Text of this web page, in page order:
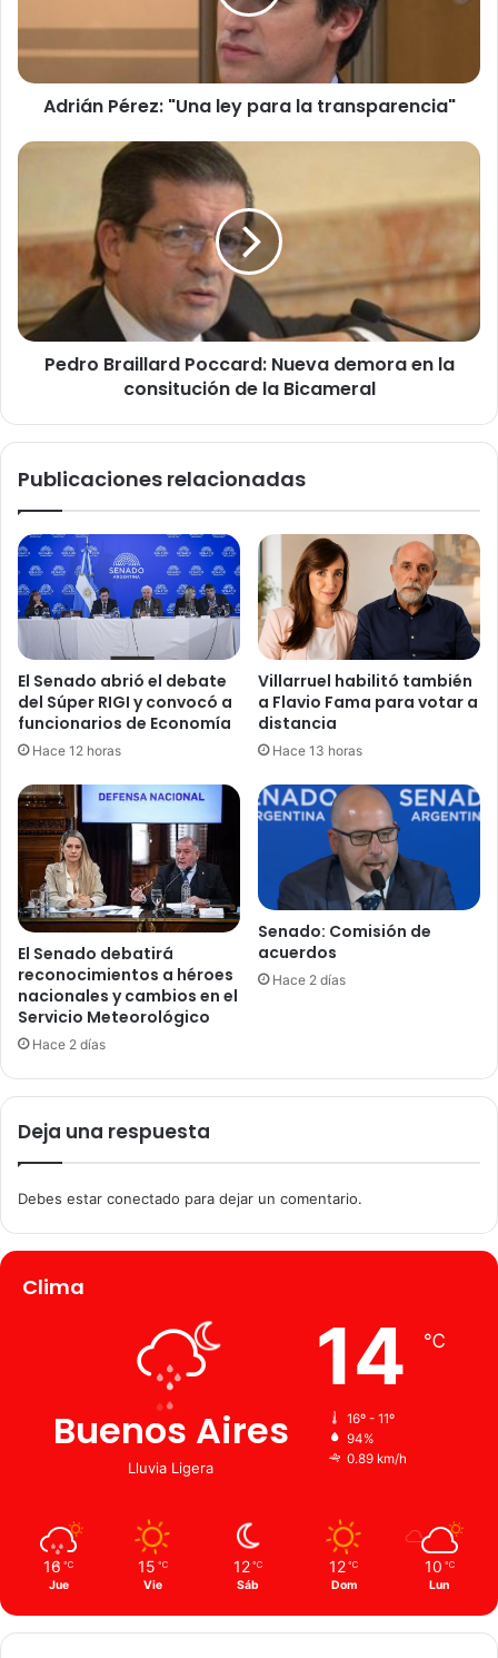
transparencia"
Adrián Pérez: "Una ley para la transparencia"
Pedro
demora
consitución
de
Pedro Braillard Poccard: Nueva demora en la
consitución de la Bicameral
Publicaciones relacionadas
El Senado abrió el debate
del Súper RIGI y convocó a
funcionarios de Economía
Hace 12 horas
Villarruel habilitó también
a Flavio Fama para votar a
distancia
Hace 13 horas
El Senado debatirá
reconocimientos a héroes
nacionales y cambios en el
Servicio Meteorológico
Hace 2 días
Senado: Comisión de
acuerdos
Hace 2 días
Deja una respuesta
Debes estar conectado para dejar un comentario.
Clima
Buenos Aires
Lluvia Ligera
14 ℃
16º - 11º
94%
0.89 km/h
16 ℃
Jue
15 ℃
Vie
12 ℃
Sáb
12 ℃
Dom
10 ℃
Lun